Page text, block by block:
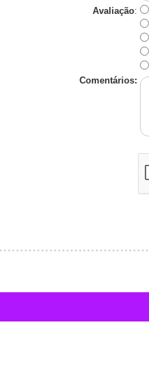
Avaliação:
Comentários: